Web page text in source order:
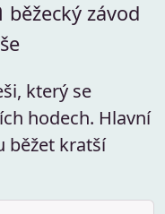
běžecký závod
který se
hodech. Hlavní
běžet kratší